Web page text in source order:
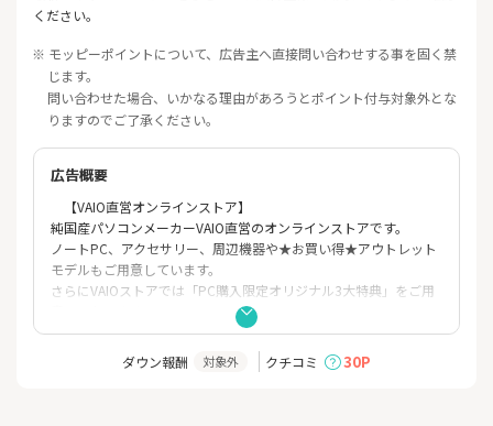
ください。
※ モッピーポイントについて、広告主へ直接問い合わせする事を固く禁
じます。
問い合わせた場合、いかなる理由があろうとポイント付与対象外とな
りますのでご了承ください。
広告概要
【VAIO直営オンラインストア】
純国産パソコンメーカーVAIO直営のオンラインストアです。
ノートPC、アクセサリー、周辺機器や★お買い得★アウトレット
モデルもご用意しています。
さらにVAIOストアでは「PC購入限定オリジナル3大特典」をご用
【1】PC全商品 VAIOストア パソコン3年延長サポート あるいは パ
ソコン3年あんしんサポートが付帯
【2】購入サポート：36回までのショッピングローンの金利手数料
ダウン報酬 対象外 クチコミ 30P